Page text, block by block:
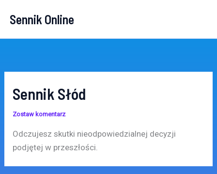
Sennik Online
Sennik Słód
Zostaw komentarz
Odczujesz skutki nieodpowiedzialnej decyzji
podjętej w przeszłości.